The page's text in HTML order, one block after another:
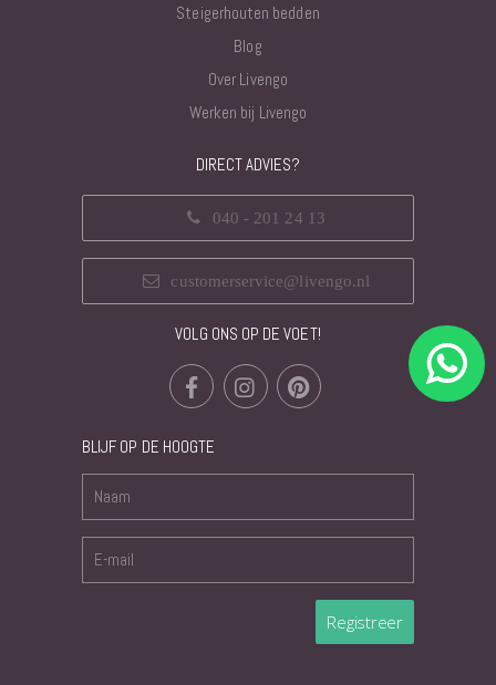
Steigerhouten bedden
Blog
Over Livengo
Werken bij Livengo
DIRECT ADVIES?
040 - 201 24 13
customerservice@livengo.nl
VOLG ONS OP DE VOET!
BLIJF OP DE HOOGTE
Registreer